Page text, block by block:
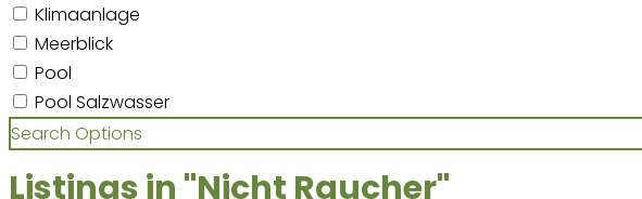
Klimaanlage
Meerblick
Pool
Pool Salzwasser
Search Options
Listings in "Nicht Raucher"